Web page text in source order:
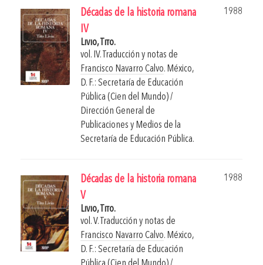
Décadas de la historia romana
IV
1988
Livio, Tito.
vol. IV. Traducción y notas de
Francisco Navarro Calvo. México,
D. F.: Secretaría de Educación
Pública (Cien del Mundo) /
Dirección General de
Publicaciones y Medios de la
Secretaría de Educación Pública.
Décadas de la historia romana
V
1988
Livio, Tito.
vol. V. Traducción y notas de
Francisco Navarro Calvo. México,
D. F.: Secretaría de Educación